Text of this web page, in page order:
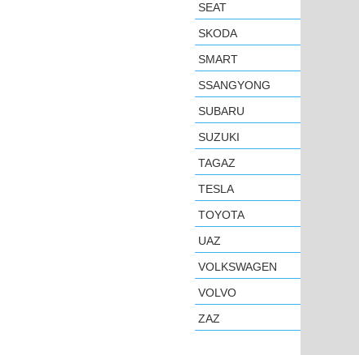
SEAT
SKODA
SMART
SSANGYONG
SUBARU
SUZUKI
TAGAZ
TESLA
TOYOTA
UAZ
VOLKSWAGEN
VOLVO
ZAZ